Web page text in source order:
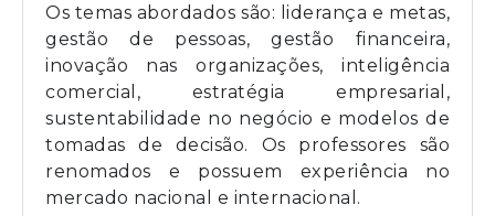
Os temas abordados são: liderança e metas,
gestão de pessoas, gestão financeira,
inovação nas organizações, inteligência
comercial, estratégia empresarial,
sustentabilidade no negócio e modelos de
tomadas de decisão. Os professores são
renomados e possuem experiência no
mercado nacional e internacional.